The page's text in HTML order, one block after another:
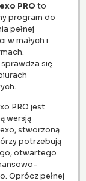
PRO to
program do
pełnej
w małych i
się
PRO jest
wersją
stworzoną
potrzebują
otwartego
Oprócz pełnej